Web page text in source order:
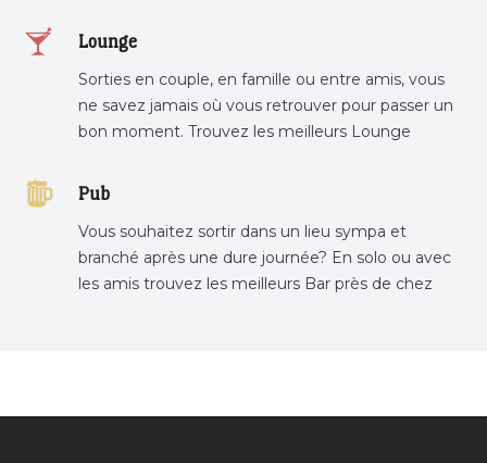
Lounge
Sorties en couple, en famille ou entre amis, vous
ne savez jamais où vous retrouver pour passer un
bon moment. Trouvez les meilleurs Lounge
Pub
Vous souhaitez sortir dans un lieu sympa et
branché après une dure journée? En solo ou avec
les amis trouvez les meilleurs Bar près de chez